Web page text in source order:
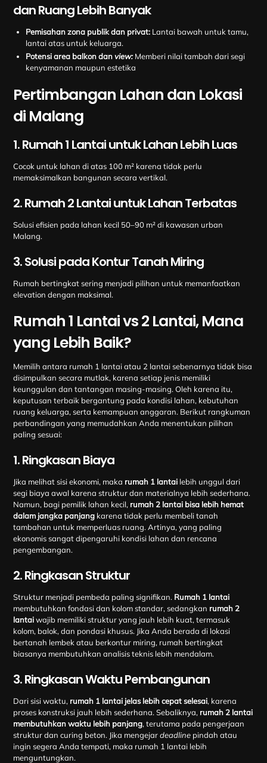
dan Ruang Lebih Banyak
Pemisahan zona publik dan privat: Lantai bawah untuk tamu,
lantai atas untuk keluarga.
Potensi area balkon danview:Memberi nilai tambah dari segi
kenyamanan maupun estetika
Pertimbangan Lahan dan Lokasi
di Malang
1. Rumah 1 Lantai untuk Lahan Lebih Luas
Cocok untuk lahan di atas 100 m² karena tidak perlu
memaksimalkan bangunan secara vertikal.
2. Rumah 2 Lantai untuk Lahan Terbatas
Solusi efisien pada lahan kecil 50–90 m² di kawasan urban
Malang.
3. Solusi pada Kontur Tanah Miring
Rumah bertingkat sering menjadi pilihan untuk memanfaatkan
elevation dengan maksimal.
Rumah 1 Lantai vs 2 Lantai, Mana
yang Lebih Baik?
Memilih antara rumah 1 lantai atau 2 lantai sebenarnya tidak bisa
disimpulkan secara mutlak, karena setiap jenis memiliki
keunggulan dan tantangan masing-masing. Oleh karena itu,
keputusan terbaik bergantung pada kondisi lahan, kebutuhan
ruang keluarga, serta kemampuan anggaran. Berikut rangkuman
perbandingan yang memudahkan Anda menentukan pilihan
paling sesuai:
1. Ringkasan Biaya
Jika melihat sisi ekonomi, maka rumah 1 lantai lebih unggul dari
segi biaya awal karena struktur dan materialnya lebih sederhana.
Namun, bagi pemilik lahan kecil, rumah 2 lantai bisa lebih hemat
dalam jangka panjang karena tidak perlu membeli tanah
tambahan untuk memperluas ruang. Artinya, yang paling
ekonomis sangat dipengaruhi kondisi lahan dan rencana
pengembangan.
2. Ringkasan Struktur
Struktur menjadi pembeda paling signifikan. Rumah 1 lantai
membutuhkan fondasi dan kolom standar, sedangkan rumah 2
lantaiwajib memiliki struktur yang jauh lebih kuat, termasuk
kolom, balok, dan pondasi khusus. Jika Anda berada di lokasi
bertanah lembek atau berkontur miring, rumah bertingkat
biasanya membutuhkan analisis teknis lebih mendalam.
3. Ringkasan Waktu Pembangunan
Dari sisi waktu, rumah 1 lantai jelas lebih cepat selesai, karena
proses konstruksi jauh lebih sederhana. Sebaliknya, rumah 2 lantai
membutuhkan waktu lebih panjang, terutama pada pengerjaan
struktur dan curing beton. Jika mengejardeadline pindah atau
ingin segera Anda tempati, maka rumah 1 lantai lebih
menguntungkan.